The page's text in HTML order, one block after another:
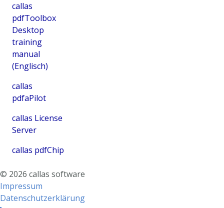
callas
pdfToolbox
Desktop
training
manual
(Englisch)
callas
pdfaPilot
callas License
Server
callas pdfChip
© 2026 callas software
Impressum
Datenschutzerklärung